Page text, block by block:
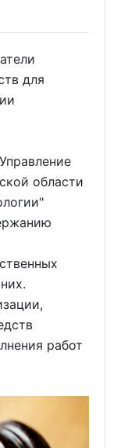
для
области
работ